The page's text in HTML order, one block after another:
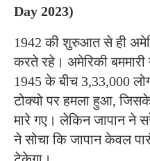
Day 2023)
1942 की शुरुआत से ही
करते रहे। अमेरिकी
1945 के बीच 3,33,000
टोक्यो पर हमला हुआ,
मारे गए। लेकिन जापान ने
ने सोचा कि जापान केवल